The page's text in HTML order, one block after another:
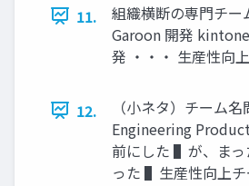
11.
組織横断の専⾨チー
Garoon 開発
発 ・・・ ⽣産性向
12.
（⼩ネタ）チーム
Engineering
前にした ▌が、ま
った ▌⽣産性向上